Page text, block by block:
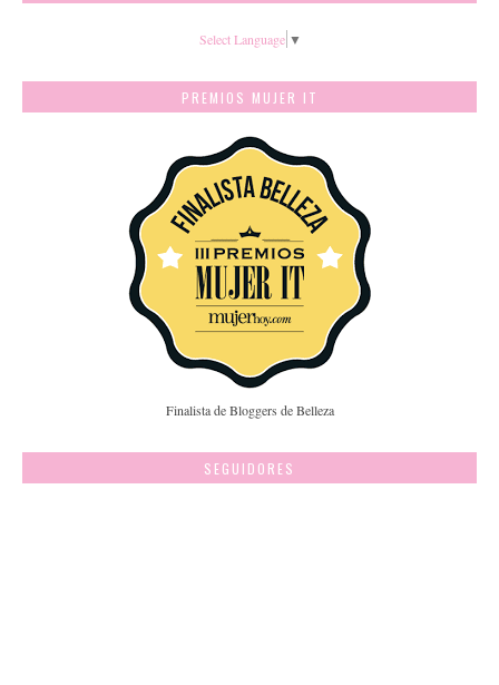
Select Language ▼
PREMIOS MUJER IT
Finalista de Bloggers de Belleza
SEGUIDORES